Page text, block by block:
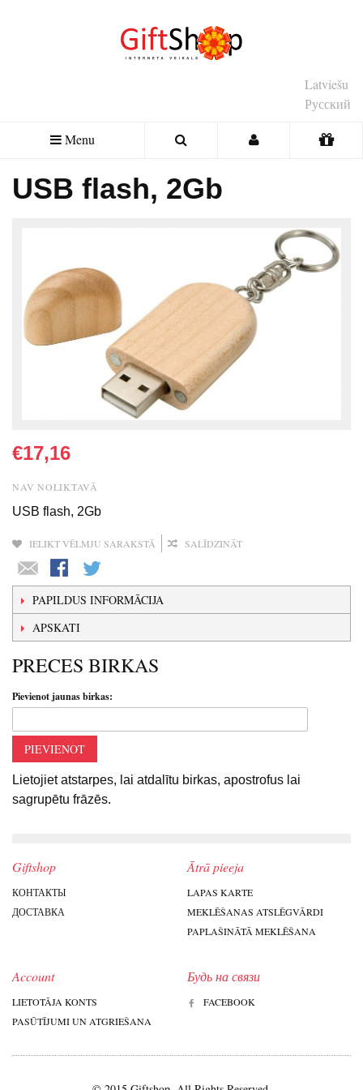
Latviešu
Русский
Menu
USB flash, 2Gb
€17,16
NAV NOLIKTAVĀ
USB flash, 2Gb
IELIKT VĒLMJU SARAKSTĀ SALĪDZINĀT
PAPILDUS INFORMĀCIJA
APSKATI
PRECES BIRKAS
Pievienot jaunas birkas:
PIEVIENOT
Lietojiet atstarpes, lai atdalītu birkas, apostrofus lai
sagrupētu frāzēs.
Giftshop
КОНТАКТЫ
ДОСТАВКА
Ātrā pieeja
LAPAS KARTE
MEKLĒŠANAS ATSLĒGVĀRDI
PAPLAŠINĀTĀ MEKLĒŠANA
Account
LIETOTĀJA KONTS
PASŪTĪJUMI UN ATGRIEŠANA
Будь на связи
FACEBOOK